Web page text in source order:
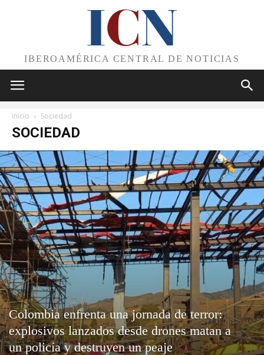
ICN
IBEROAMÉRICA CENTRAL DE NOTICIAS
Inicio Sociedad
SOCIEDAD
Colombia enfrenta una jornada de terror:
explosivos lanzados desde drones matan a
un policía y destruyen un peaje